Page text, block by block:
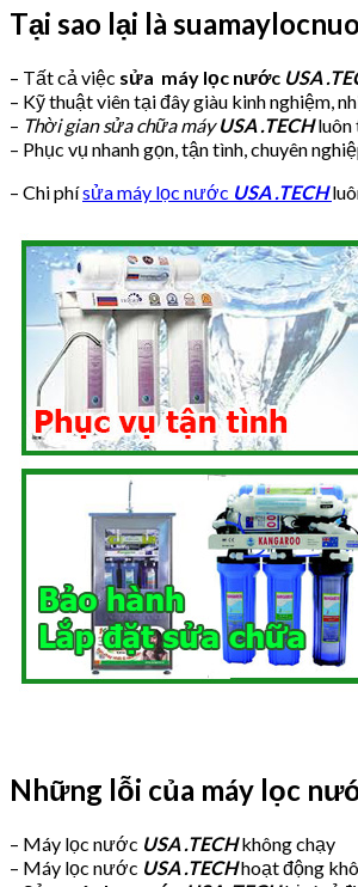
Tại sao lại là
– Tất cả việc sửa máy lọc nước USA
– Kỹ thuật viên tại đây giàu kinh nghiệm,
– Thời gian sửa chữa máyUSA .TECH luôn
– Phục vụ nhanh gọn, tận tình, chuyên
– Chi phísửa máy lọc nước USA .TECH
Những lỗi của máy lọc
– Máy lọc nước USA .TECHkhông chạy
– Máy lọc nước USA .TECHhoạt động